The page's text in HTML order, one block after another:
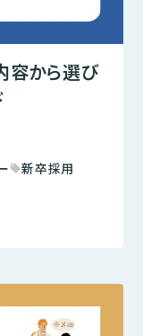
容から選び
sell新卒採用